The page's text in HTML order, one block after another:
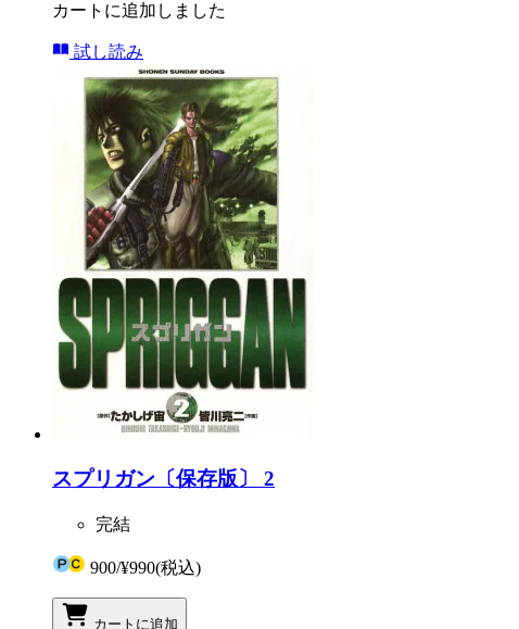
カートに追加しました
試し読み
スプリガン〔保存版〕 2
完結
900/¥990(税込)
カートに追加